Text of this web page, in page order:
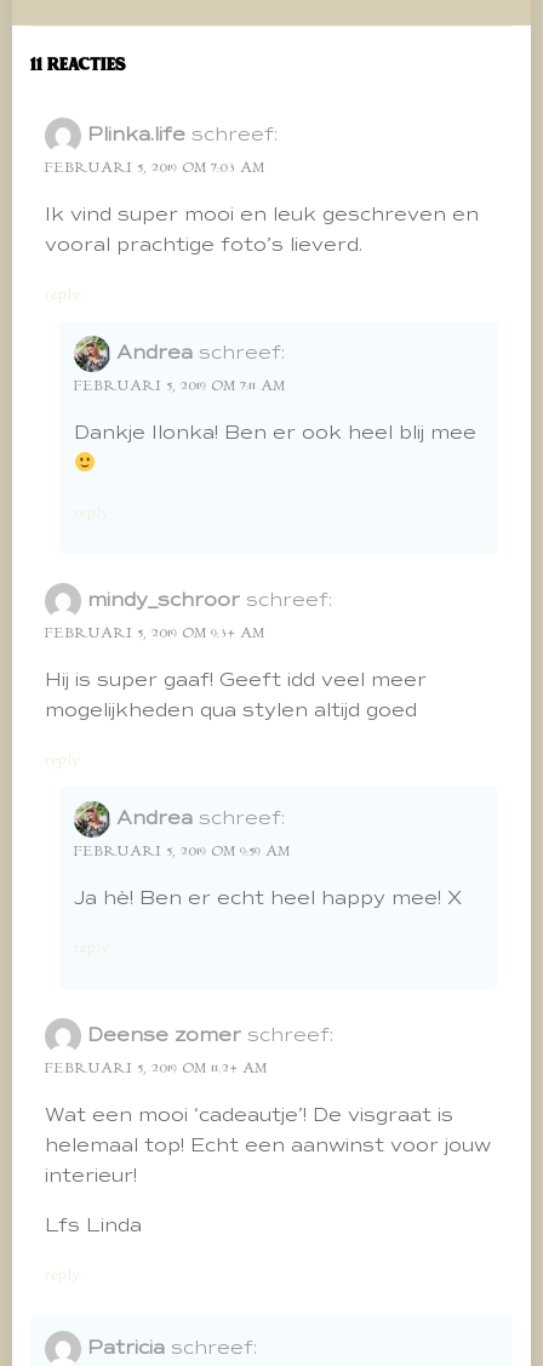
navigatie
navigatie
11 Reacties
Plinka.life schreef:
FEBRUARI 5, 2019 OM 7:03 AM
Ik vind super mooi en leuk geschreven en
vooral prachtige foto’s lieverd.
reply
Andrea schreef:
FEBRUARI 5, 2019 OM 7:11 AM
Dankje Ilonka! Ben er ook heel blij mee
reply
mindy_schroor schreef:
FEBRUARI 5, 2019 OM 9:34 AM
Hij is super gaaf! Geeft idd veel meer
mogelijkheden qua stylen altijd goed
reply
Andrea schreef:
FEBRUARI 5, 2019 OM 9:59 AM
Ja hè! Ben er echt heel happy mee! X
reply
Deense zomer schreef:
FEBRUARI 5, 2019 OM 11:24 AM
Wat een mooi ‘cadeautje’! De visgraat is
helemaal top! Echt een aanwinst voor jouw
interieur!
Lfs Linda
reply
Patricia schreef: